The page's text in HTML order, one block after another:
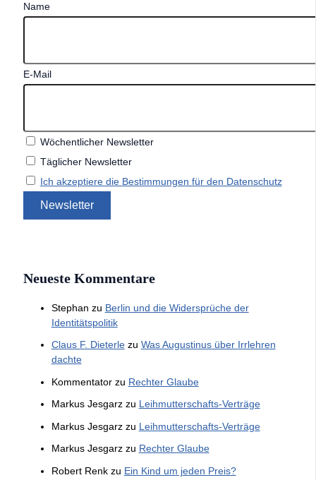
Name
E-Mail
Wöchentlicher Newsletter
Täglicher Newsletter
Ich akzeptiere die Bestimmungen für den Datenschutz
Neueste Kommentare
Stephan zu Berlin und die Widersprüche der
Identitätspolitik
Claus F. Dieterlezu Was Augustinus über Irrlehren
dachte
Kommentatorzu Rechter Glaube
Markus Jesgarzzu Leihmutterschafts-Verträge
Markus Jesgarzzu Leihmutterschafts-Verträge
Markus Jesgarzzu Rechter Glaube
Robert Renkzu Ein Kind um jeden Preis?